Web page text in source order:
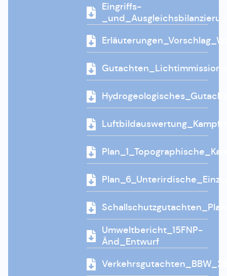
Eingriffs-
Umweltbericht_15FNP-
Änd_Entwurf